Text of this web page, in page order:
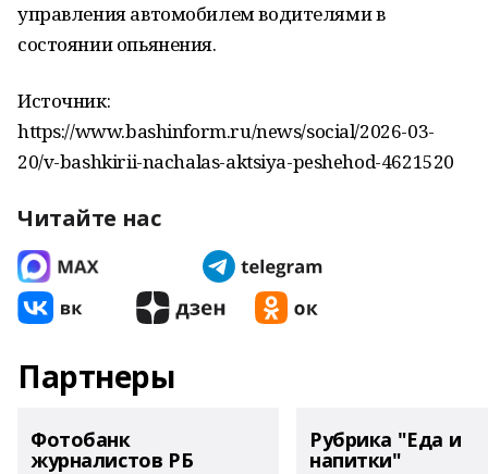
управления автомобилем водителями в
состоянии опьянения.
Источник:
https://www.bashinform.ru/news/social/2026-03-
20/v-bashkirii-nachalas-aktsiya-peshehod-4621520
Читайте нас
Партнеры
Фотобанк
журналистов РБ
Рубрика "Еда и
напитки"